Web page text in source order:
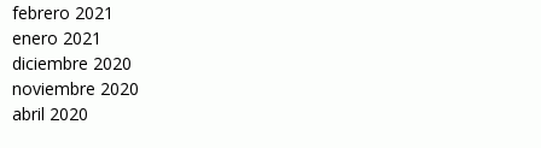
febrero 2021
enero 2021
diciembre 2020
noviembre 2020
abril 2020